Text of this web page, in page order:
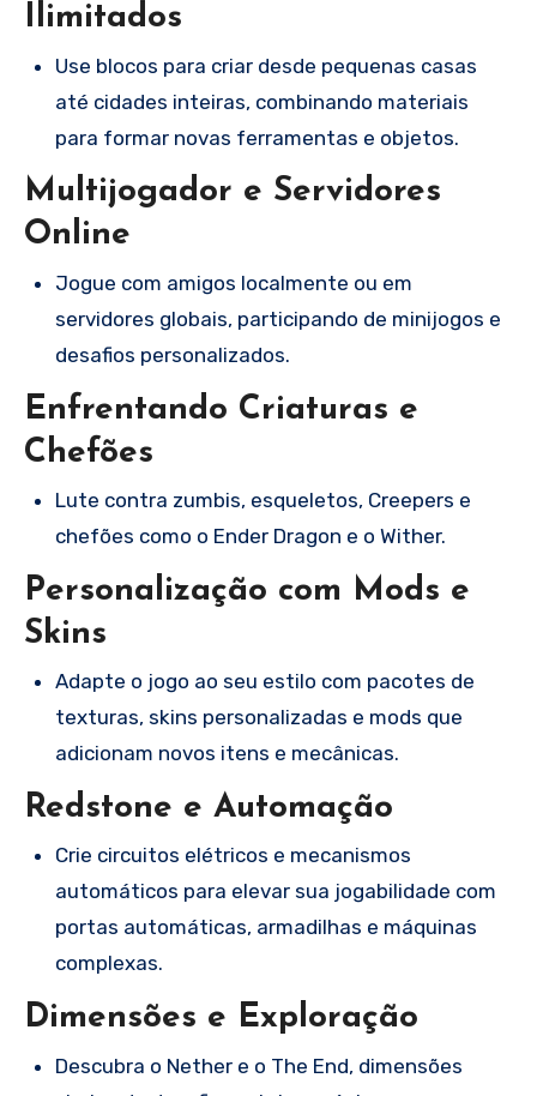
Ilimitados
Use blocos para criar desde pequenas casas
até cidades inteiras, combinando materiais
para formar novas ferramentas e objetos.
Multijogador e Servidores
Online
Jogue com amigos localmente ou em
servidores globais, participando de minijogos e
desafios personalizados.
Enfrentando Criaturas e
Chefões
Lute contra zumbis, esqueletos, Creepers e
chefões como o Ender Dragon e o Wither.
Personalização com Mods e
Skins
Adapte o jogo ao seu estilo com pacotes de
texturas, skins personalizadas e mods que
adicionam novos itens e mecânicas.
Redstone e Automação
Crie circuitos elétricos e mecanismos
automáticos para elevar sua jogabilidade com
portas automáticas, armadilhas e máquinas
complexas.
Dimensões e Exploração
Descubra o Nether e o The End, dimensões